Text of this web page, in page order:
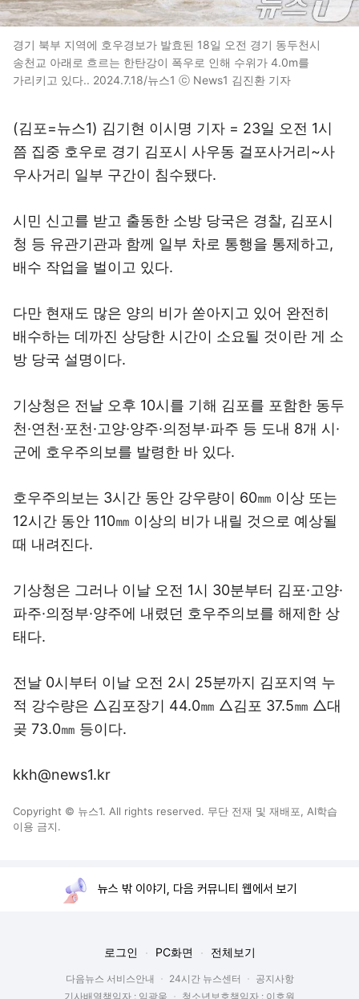
경기 북부 지역에 호우경보가 발효된 18일 오전 경기 동두천시
송천교 아래로 흐르는 한탄강이 폭우로 인해 수위가 4.0m를
가리키고 있다.. 2024.7.18/뉴스1 ⓒ News1 김진환 기자
(김포=뉴스1) 김기현 이시명 기자 = 23일 오전 1시
쯤 집중 호우로 경기 김포시 사우동 걸포사거리~사
우사거리 일부 구간이 침수됐다.
시민 신고를 받고 출동한 소방 당국은 경찰, 김포시
청 등 유관기관과 함께 일부 차로 통행을 통제하고,
배수 작업을 벌이고 있다.
다만 현재도 많은 양의 비가 쏟아지고 있어 완전히
배수하는 데까진 상당한 시간이 소요될 것이란 게 소
방 당국 설명이다.
기상청은 전날 오후 10시를 기해 김포를 포함한 동두
천·연천·포천·고양·양주·의정부·파주 등 도내 8개 시·
군에 호우주의보를 발령한 바 있다.
호우주의보는 3시간 동안 강우량이 60㎜ 이상 또는
12시간 동안 110㎜ 이상의 비가 내릴 것으로 예상될
때 내려진다.
기상청은 그러나 이날 오전 1시 30분부터 김포·고양·
파주·의정부·양주에 내렸던 호우주의보를 해제한 상
태다.
전날 0시부터 이날 오전 2시 25분까지 김포지역 누
적 강수량은 △김포장기 44.0㎜ △김포 37.5㎜ △대
곶 73.0㎜ 등이다.
kkh@news1.kr
Copyright © 뉴스1. All rights reserved. 무단 전재 및 재배포, AI학습
이용 금지.
뉴스 밖 이야기, 다음 커뮤니티 웹에서 보기
로그인 PC화면 전체보기
다음뉴스 서비스안내 24시간 뉴스센터
공지사항
기사배열책임자 : 임광욱
청소년보호책임자 : 이호원